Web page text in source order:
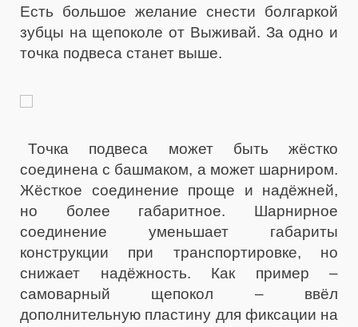
Есть большое желание снести болгаркой
зубцы на щепоколе от Выживай. За одно и
точка подвеса станет выше.
Точка подвеса может быть жёстко
соединена с башмаком, а может шарниром.
Жёсткое соединение проще и надёжней,
но более габаритное. Шарнирное
соединение уменьшает габариты
конструкции при транспортировке, но
снижает надёжность. Как пример –
самоварный щепокол – ввёл
дополнительную пластину для фиксации на